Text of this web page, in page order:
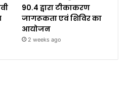
90.4 द्वारा टीकाकरण
जागरूकता एवं शिविर का
आयोजन
2 weeks ago